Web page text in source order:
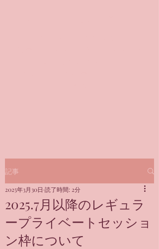
記事
2025.7月以降のレギュラ
ープライベートセッショ
ン枠について
2025年3月30日 読了時間: 2分